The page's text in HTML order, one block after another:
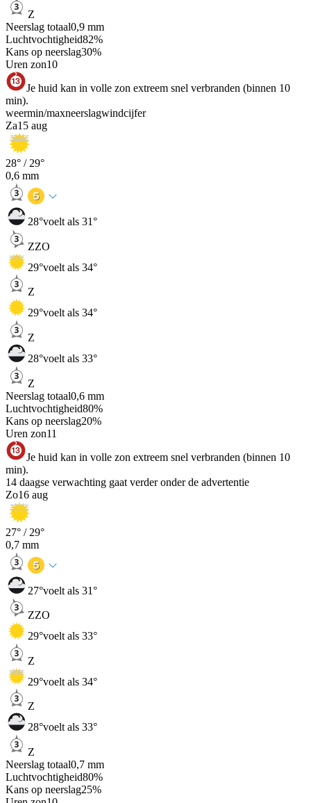
Z
Neerslag totaal0,9 mm
Luchtvochtigheid82%
Kans op neerslag30%
Uren zon10
Je huid kan in volle zon extreem snel verbranden (binnen 10
min).
weermin/maxneerslagwindcijfer
Za15 aug
28° / 29°
0,6 mm
28°voelt als 31°
ZZO
29°voelt als 34°
Z
29°voelt als 34°
Z
28°voelt als 33°
Z
Neerslag totaal0,6 mm
Luchtvochtigheid80%
Kans op neerslag20%
Uren zon11
Je huid kan in volle zon extreem snel verbranden (binnen 10
min).
14 daagse verwachting gaat verder onder de advertentie
Zo16 aug
27° / 29°
0,7 mm
27°voelt als 31°
ZZO
29°voelt als 33°
Z
29°voelt als 34°
Z
28°voelt als 33°
Z
Neerslag totaal0,7 mm
Luchtvochtigheid80%
Kans op neerslag25%